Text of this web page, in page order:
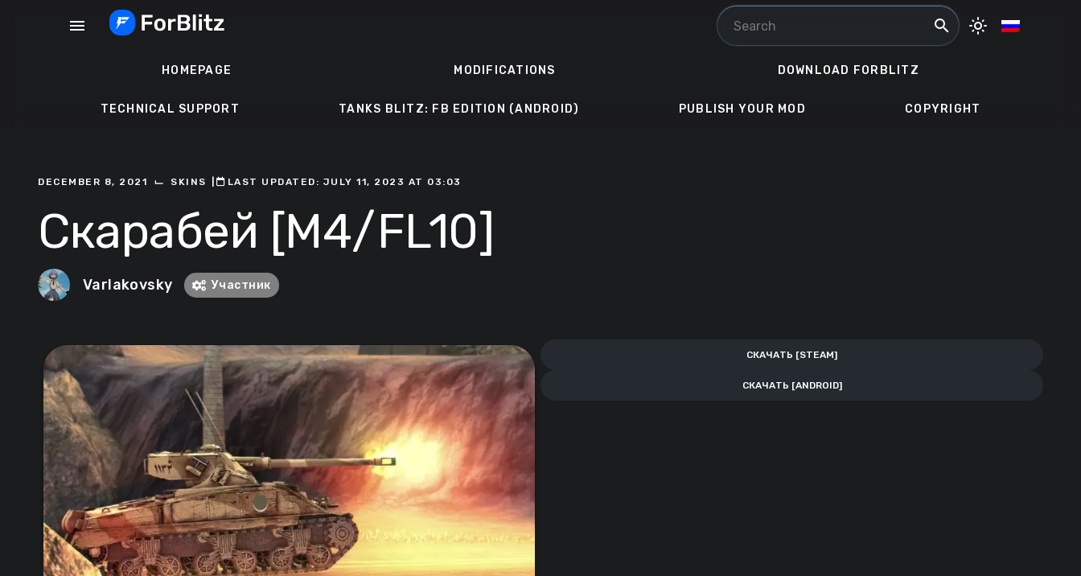
menu search light_mode
HOMEPAGE MODIFICATIONS DOWNLOAD FORBLITZ
TECHNICAL SUPPORT TANKS BLITZ: FB EDITION (ANDROID) PUBLISH YOUR MOD COPYRIGHT
DECEMBER 8, 2021 ⌙ SKINS ㅤLAST UPDATED: JULY 11, 2023 AT 03:03
Скарабей [M4/FL10]
Varlakovsky Участник
СКАЧАТЬ [STEAM]
СКАЧАТЬ [ANDROID]